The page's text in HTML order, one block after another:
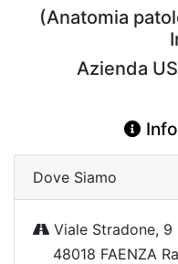
(Anatomia
Azienda
Dove Siamo
Viale Stradone, 9
48018 FAENZA